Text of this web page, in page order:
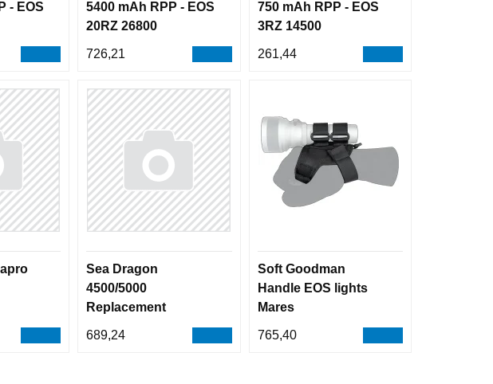
- EOS
5400 mAh RPP - EOS
20RZ 26800
726,21
750 mAh RPP - EOS
3RZ 14500
261,44
Sea Dragon
4500/5000
Replacement
689,24
Soft Goodman
Handle EOS lights
Mares
765,40